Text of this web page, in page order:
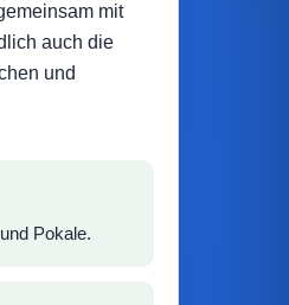
mit
auch die
und
Pokale.